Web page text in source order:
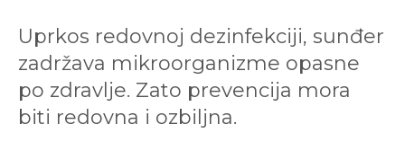
Uprkos redovnoj dezinfekciji, sunđer
zadržava mikroorganizme opasne
po zdravlje. Zato prevencija mora
biti redovna i ozbiljna.